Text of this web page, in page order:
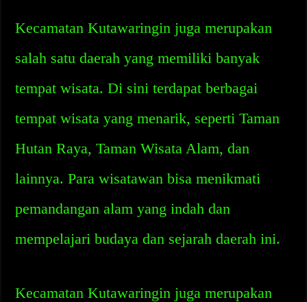
Kecamatan Kutawaringin juga merupakan
salah satu daerah yang memiliki banyak
tempat wisata. Di sini terdapat berbagai
tempat wisata yang menarik, seperti Taman
Hutan Raya, Taman Wisata Alam, dan
lainnya. Para wisatawan bisa menikmati
pemandangan alam yang indah dan
mempelajari budaya dan sejarah daerah ini.
Kecamatan Kutawaringin juga merupakan